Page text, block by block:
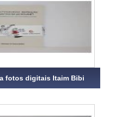
fotos digitais Itaim Bibi